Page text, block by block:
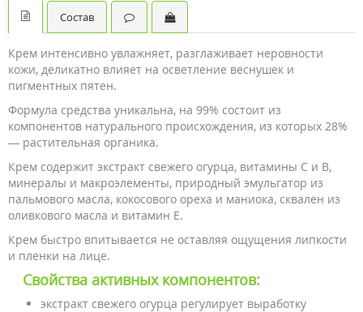
Состав
Крем интенсивно увлажняет, разглаживает неровности
кожи, деликатно влияет на осветление веснушек и
пигментных пятен.
Формула средства уникальна, на 99% состоит из
компонентов натурального происхождения, из которых 28%
— растительная органика.
Крем содержит экстракт свежего огурца, витамины С и В,
минералы и макроэлементы, природный эмульгатор из
пальмового масла, кокосового ореха и маниока, сквален из
оливкового масла и витамин Е.
Крем быстро впитывается не оставляя ощущения липкости
и пленки на лице.
Свойства активных компонентов:
экстракт свежего огурца регулирует выработку